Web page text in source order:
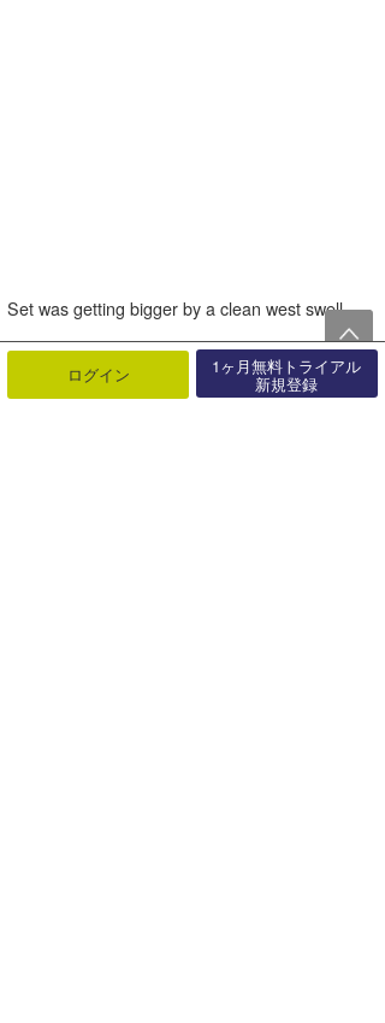
Set was getting bigger by a clean west swell.
And suddenly, closed set started to come~~
ログイン 1ヶ月無料トライアル
新規登録